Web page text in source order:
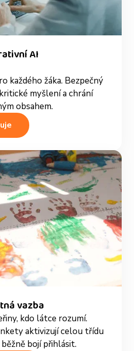
AI
každého žáka. Bezpečný
myšlení a chrání
obsahem.
vazba
kdo látce rozumí.
aktivizují celou třídu
běžně bojí přihlásit.